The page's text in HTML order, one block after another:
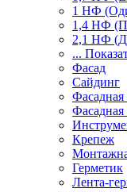
1 НФ
1,4 НФ
2,1 НФ
...
Фасад
Сайдинг
Фасадная
Фасадная
Крепеж
Герметик
Лента-